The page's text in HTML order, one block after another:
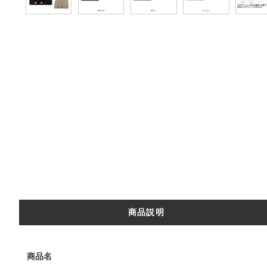
商品説明
商品名